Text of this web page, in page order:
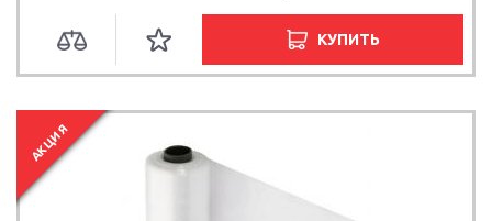
КУПИТЬ
АКЦИЯ